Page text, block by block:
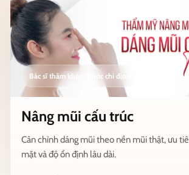
Nâng mũi cấu trúc
Cân chỉnh dáng mũi theo nền mũi thật, ưu
mặt và độ ổn định lâu dài.